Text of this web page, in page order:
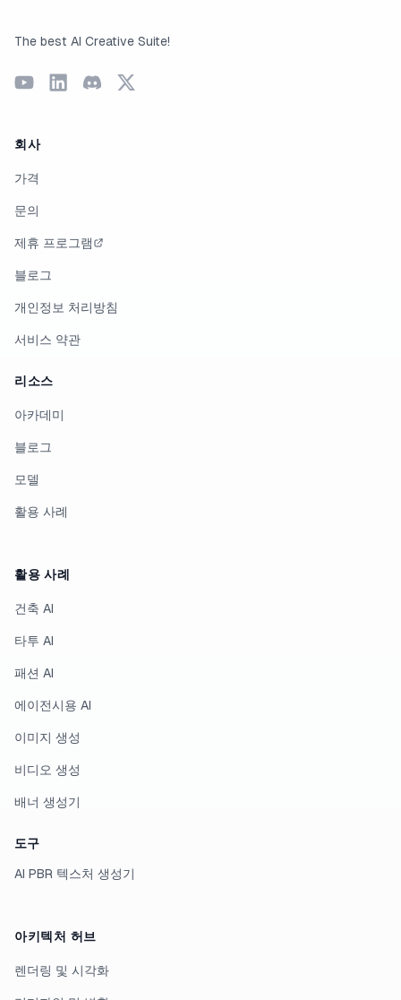
The best AI Creative Suite!
회사
가격
문의
제휴 프로그램
블로그
개인정보 처리방침
서비스 약관
리소스
아카데미
블로그
모델
활용 사례
활용 사례
건축 AI
타투 AI
패션 AI
에이전시용 AI
이미지 생성
비디오 생성
배너 생성기
도구
AI PBR 텍스처 생성기
아키텍처 허브
렌더링 및 시각화